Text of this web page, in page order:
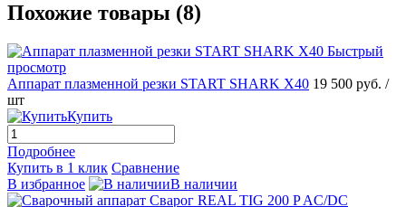
Похожие товары (8)
Быстрый
просмотр
Аппарат плазменной резки START SHARK X40 19 500 руб. /
шт
Купить
Подробнее
Купить в 1 клик Сравнение
В избранное
В наличии